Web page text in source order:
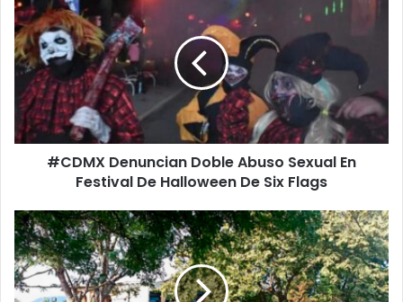
Denuncian
Doble
Abuso
Sexual
En
Festival
De
Halloween
#CDMX Denuncian Doble Abuso Sexual En
Festival De Halloween De Six Flags
Michoacán
Violento:
Don
Eutacio
de